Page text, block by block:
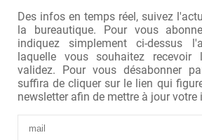
Des infos en temps réel, suivez
la bureautique. Pour vous
indiquez simplement ci-dessus
laquelle vous souhaitez recevoir
validez. Pour vous désabonner
suffira de cliquer sur le lien qui
newsletter afin de mettre à jour votre